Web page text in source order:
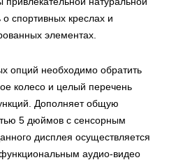
спортивных креслах и
элементах.
опций необходимо обратить
колесо и целый перечень
Дополняет общую
5 дюймов с сенсорным
дисплея осуществляется
аудио-видео